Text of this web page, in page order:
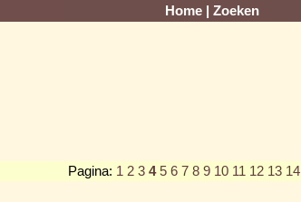
Home Zoeken
Pagina: 1 2 3 4 5 6 7 8 9 10 11 12 13 14